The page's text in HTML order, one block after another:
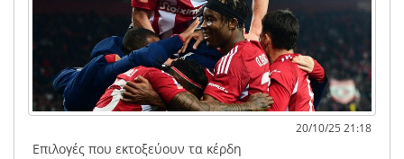
20/10/25 21:18
Επιλογές που εκτοξεύουν τα κέρδη